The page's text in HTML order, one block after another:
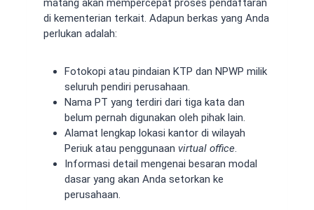
matang akan mempercepat proses pendaftaran
di kementerian terkait. Adapun berkas yang Anda
perlukan adalah:
Fotokopi atau pindaian KTP dan NPWP milik
seluruh pendiri perusahaan.
Nama PT yang terdiri dari tiga kata dan
belum pernah digunakan oleh pihak lain.
Alamat lengkap lokasi kantor di wilayah
Periuk atau penggunaan virtual office.
Informasi detail mengenai besaran modal
dasar yang akan Anda setorkan ke
perusahaan.